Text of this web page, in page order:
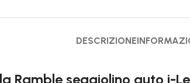
DESCRIZIONE
Ramble seggiolino auto i-